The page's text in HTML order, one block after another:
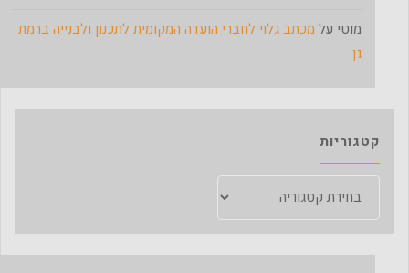
מוטי על מכתב גלוי לחברי הועדה המקומית לתכנון ולבנייה ברמת
גן
קטגוריות